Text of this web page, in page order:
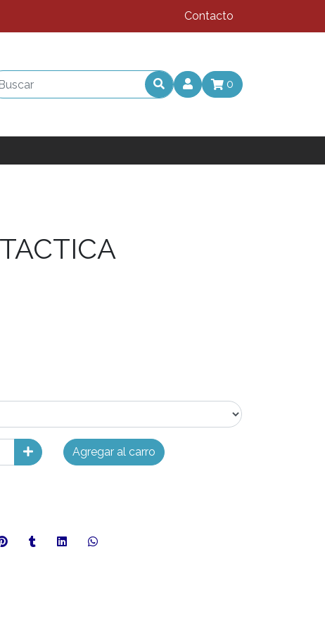
Contacto
0
Agregar al carro